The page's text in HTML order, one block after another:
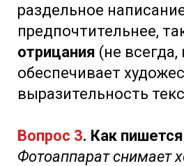
раздельное
предпочтительнее,
отрицания (не всегда,
обеспечивает
выразительность
Вопрос 3. Как
Фотоаппарат снимает